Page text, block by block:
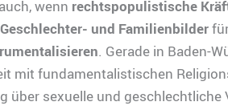
wenn rechtspopulistische
und Familienbilder
. Gerade in Baden-
mit fundamentalistischen
über sexuelle und geschlechtliche